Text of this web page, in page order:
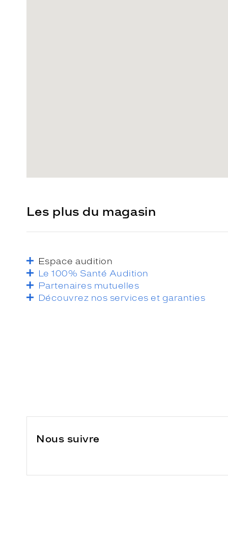
Les plus du magasin
Espace audition
Le 100% Santé Audition
Partenaires mutuelles
Découvrez nos services et garanties
Nous suivre